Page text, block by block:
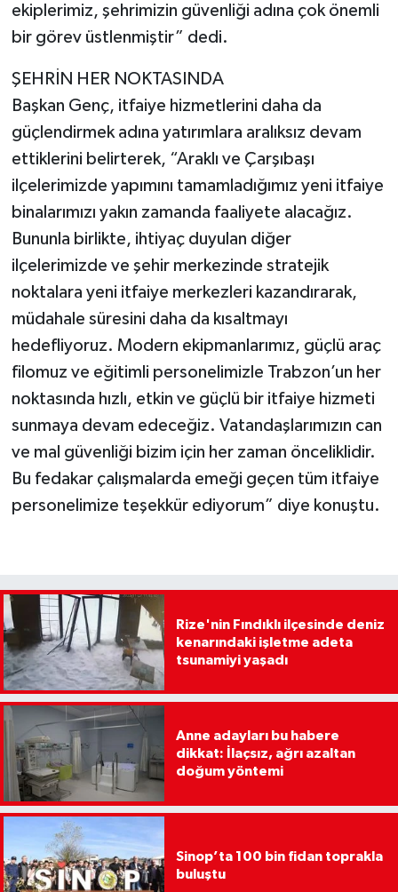
ekiplerimiz, şehrimizin güvenliği adına çok önemli
bir görev üstlenmiştir” dedi.
ŞEHRİN HER NOKTASINDA
Başkan Genç, itfaiye hizmetlerini daha da
güçlendirmek adına yatırımlara aralıksız devam
ettiklerini belirterek, “Araklı ve Çarşıbaşı
ilçelerimizde yapımını tamamladığımız yeni itfaiye
binalarımızı yakın zamanda faaliyete alacağız.
Bununla birlikte, ihtiyaç duyulan diğer
ilçelerimizde ve şehir merkezinde stratejik
noktalara yeni itfaiye merkezleri kazandırarak,
müdahale süresini daha da kısaltmayı
hedefliyoruz. Modern ekipmanlarımız, güçlü araç
filomuz ve eğitimli personelimizle Trabzon’un her
noktasında hızlı, etkin ve güçlü bir itfaiye hizmeti
sunmaya devam edeceğiz. Vatandaşlarımızın can
ve mal güvenliği bizim için her zaman önceliklidir.
Bu fedakar çalışmalarda emeği geçen tüm itfaiye
personelimize teşekkür ediyorum” diye konuştu.
Rize'nin Fındıklı ilçesinde deniz
kenarındaki işletme adeta
tsunamiyi yaşadı
Anne adayları bu habere
dikkat: İlaçsız, ağrı azaltan
doğum yöntemi
Sinop’ta 100 bin fidan toprakla
buluştu